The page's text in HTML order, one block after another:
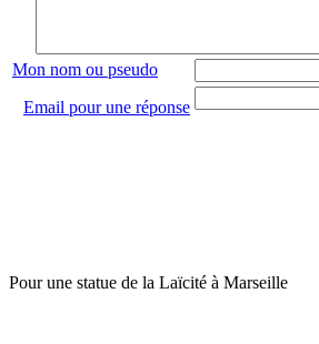
Mon nom ou pseudo
Email pour une réponse
Pour une statue de la Laïcité à Marseille